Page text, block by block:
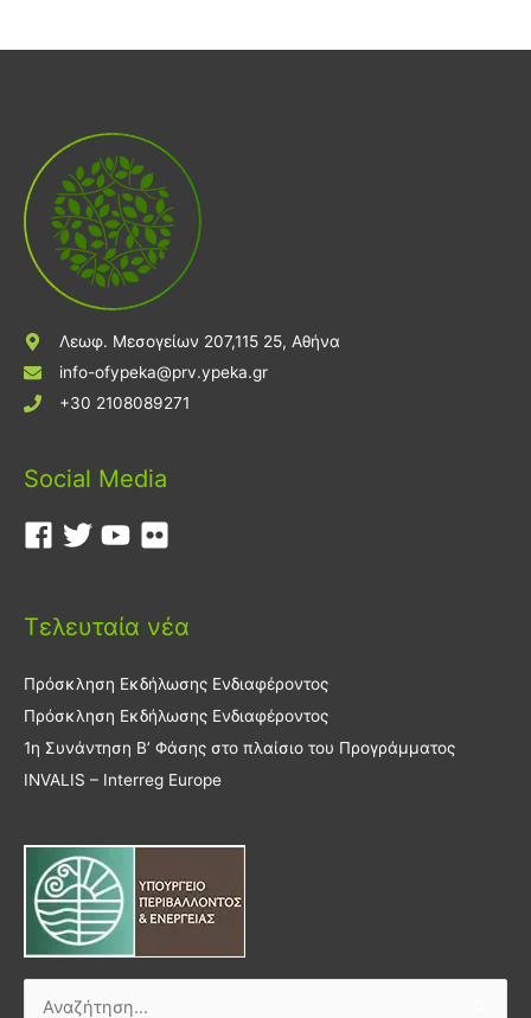
Λεωφ. Μεσογείων 207,115 25, Αθήνα
info-ofypeka@prv.ypeka.gr
+30 2108089271
Social Media
Τελευταία νέα
Πρόσκληση Εκδήλωσης Ενδιαφέροντος
Πρόσκληση Εκδήλωσης Ενδιαφέροντος
1η Συνάντηση Β’ Φάσης στο πλαίσιο του Προγράμματος
INVALIS – Interreg Europe
Αναζήτηση